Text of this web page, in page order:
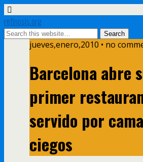
retinosis.org
jueves,enero,2010 • no
Barcelona abre
primer
servido por
ciegos